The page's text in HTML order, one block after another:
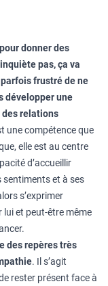
donner des
pas, ça va
parfois frustré de ne
développer une
des relations
une compétence que
elle est au centre
d’accueillir
sentiments et à ses
s’exprimer
et peut-être même
des repères très
. Il s’agit
rester présent face à